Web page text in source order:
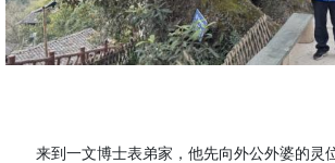
来到一文博士表弟家，他先向外公外婆的灵